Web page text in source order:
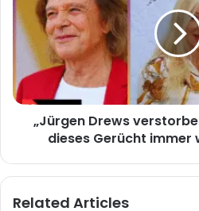
verstorben
heute?“
Warum
dieses
Gerücht
immer
wieder
auftaucht
„Jürgen Drews
dieses Gerücht
Related Articles